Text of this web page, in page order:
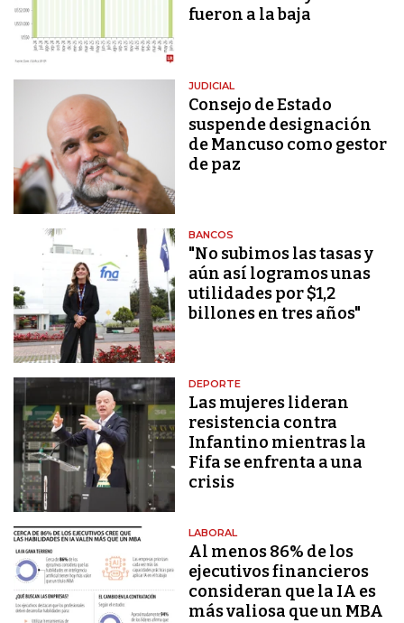
fueron a la baja
JUDICIAL
Consejo de Estado
suspende designación
de Mancuso como gestor
de paz
BANCOS
"No subimos las tasas y
aún así logramos unas
utilidades por $1,2
billones en tres años"
DEPORTE
Las mujeres lideran
resistencia contra
Infantino mientras la
Fifa se enfrenta a una
crisis
LABORAL
Al menos 86% de los
ejecutivos financieros
consideran que la IA es
más valiosa que un MBA